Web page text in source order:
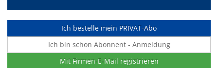
Ich bestelle mein PRIVAT-Abo
Ich bin schon Abonnent - Anmeldung
Mit Firmen-E-Mail registrieren